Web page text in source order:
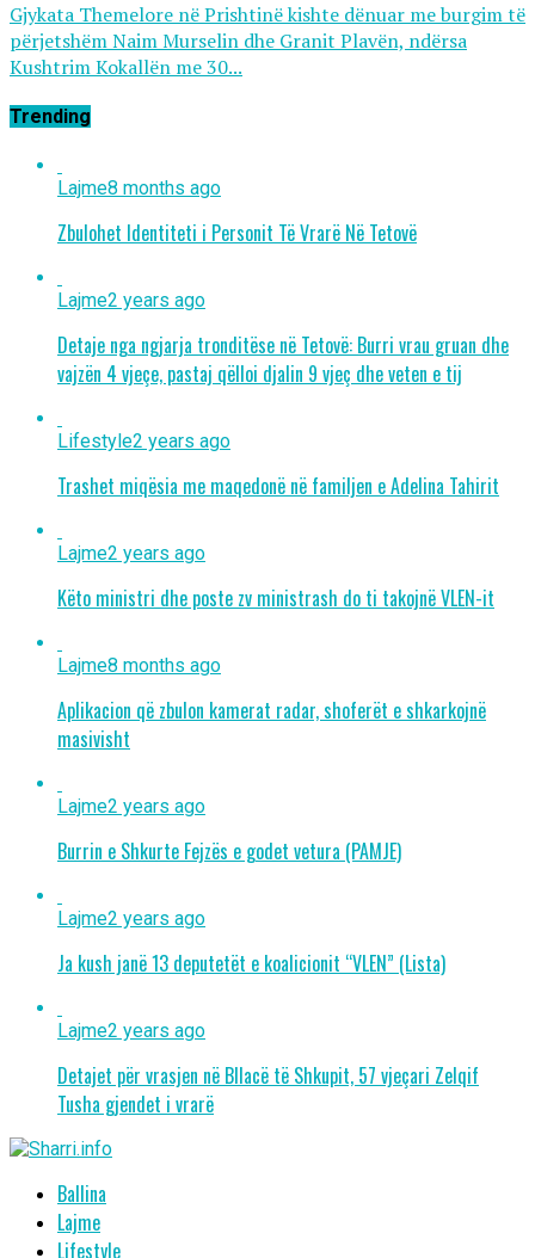
Gjykata Themelore në Prishtinë kishte dënuar me burgim të
përjetshëm Naim Murselin dhe Granit Plavën, ndërsa
Kushtrim Kokallën me 30...
Trending
Lajme8 months ago
Zbulohet Identiteti i Personit Të Vrarë Në Tetovë
Lajme2 years ago
Detaje nga ngjarja tronditëse në Tetovë: Burri vrau gruan dhe
vajzën 4 vjeçe, pastaj qëlloi djalin 9 vjeç dhe veten e tij
Lifestyle2 years ago
Trashet miqësia me maqedonë në familjen e Adelina Tahirit
Lajme2 years ago
Këto ministri dhe poste zv ministrash do ti takojnë VLEN-it
Lajme8 months ago
Aplikacion që zbulon kamerat radar, shoferët e shkarkojnë
masivisht
Lajme2 years ago
Burrin e Shkurte Fejzës e godet vetura (PAMJE)
Lajme2 years ago
Ja kush janë 13 deputetët e koalicionit “VLEN” (Lista)
Lajme2 years ago
Detajet për vrasjen në Bllacë të Shkupit, 57 vjeçari Zelqif
Tusha gjendet i vrarë
Ballina
Lajme
Lifestyle